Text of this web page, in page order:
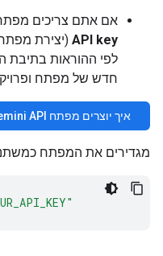
אם אתם צריכים
API key
לפי ההוראות בתיבת
חדש של מפתח
איך יוצרים מפתח Gemini API
מגדירים את המפתח